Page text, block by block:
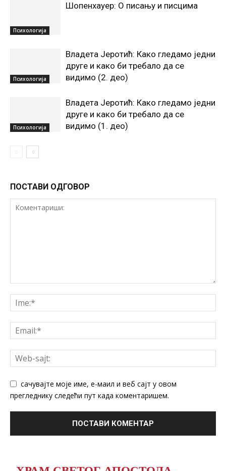
Психологија
Шопенхауер: О писању и писцима
Психологија
Владета Јеротић: Како гледамо једни
друге и како би требало да се
видимо (2. део)
Психологија
Владета Јеротић: Како гледамо једни
друге и како би требало да се
видимо (1. део)
ПОСТАВИ ОДГОВОР
сачувајте моје име, е-маил и веб сајт у овом
прегледнику следећи пут када коментаришем.